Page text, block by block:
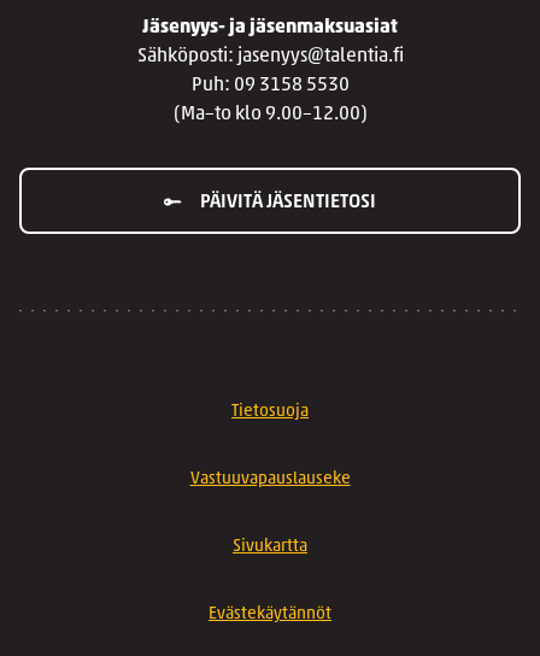
Jäsenyys- ja jäsenmaksuasiat
Sähköposti: jasenyys@talentia.fi
Puh: 09 3158 5530
(Ma–to klo 9.00–12.00)
PÄIVITÄ JÄSENTIETOSI
Tietosuoja
Vastuuvapauslauseke
Sivukartta
Evästekäytännöt